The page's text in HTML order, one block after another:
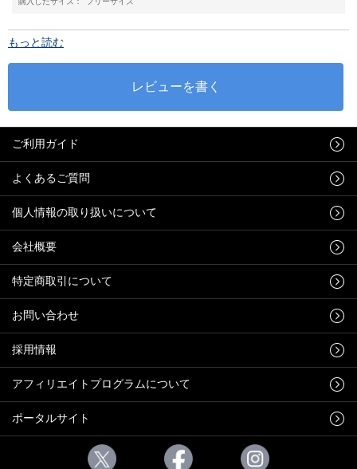
もっと読む
ご利用ガイド
よくあるご質問
個人情報の取り扱いについて
会社概要
特定商取引について
お問い合わせ
採用情報
アフィリエイトプログラムについて
ポータルサイト